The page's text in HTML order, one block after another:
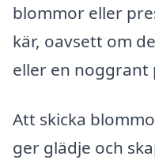
blommor eller
kär, oavsett om
eller en noggrant
Att skicka
ger glädje och